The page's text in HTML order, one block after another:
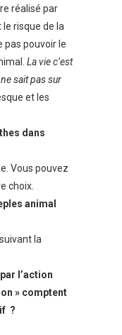
réalisé par
risque de la
pouvoir le
La vie c’est
sait pas sur
et les
dans
Vous pouvez
choix.
animal
la
l’action
» comptent
?